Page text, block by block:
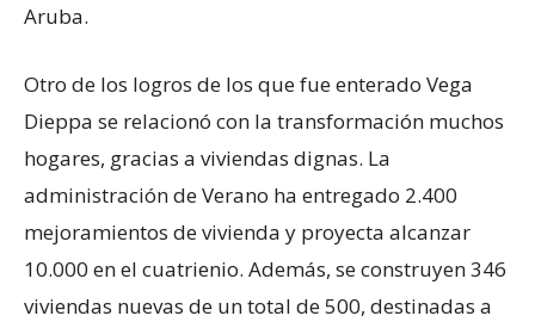
Aruba.
Otro de los logros de los que fue enterado Vega
Dieppa se relacionó con la transformación muchos
hogares, gracias a viviendas dignas. La
administración de Verano ha entregado 2.400
mejoramientos de vivienda y proyecta alcanzar
10.000 en el cuatrienio. Además, se construyen 346
viviendas nuevas de un total de 500, destinadas a